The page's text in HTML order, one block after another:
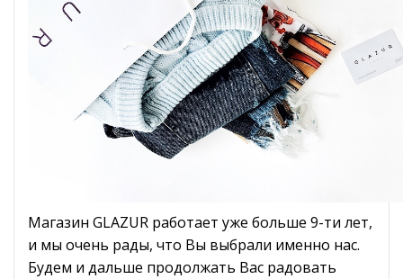
Магазин GLAZUR работает уже больше 9-ти лет,
и мы очень рады, что Вы выбрали именно нас.
Будем и дальше продолжать Вас радовать